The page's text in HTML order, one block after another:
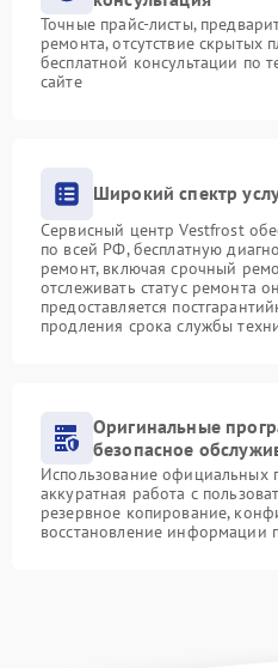
Точные прайс-листы,
ремонта, отсутствие скрытых
бесплатной консультации по
сайте
Широкий спектр
Сервисный центр Vestfrost
по всей РФ, бесплатную
ремонт, включая срочный
отслеживать статус ремонта
предоставляется
продления срока службы
Оригинальные
безопасное
Использование официальных
аккуратная работа с
резервное копирование,
восстановление информации